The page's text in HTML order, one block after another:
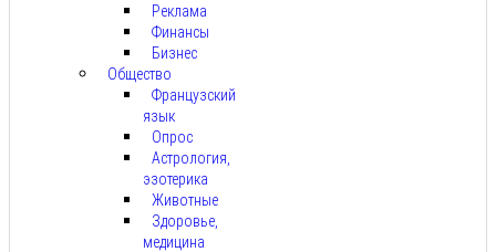
Реклама
Финансы
Бизнес
Общество
Французский
язык
Опрос
Астрология,
эзотерика
Животные
Здоровье,
медицина